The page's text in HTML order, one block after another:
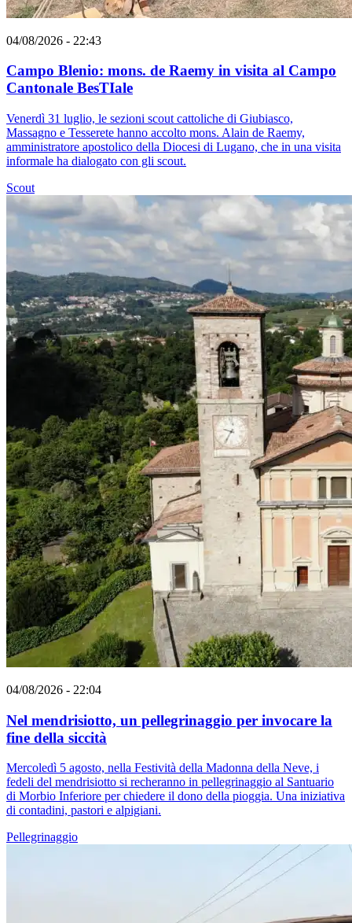
04/08/2026 - 22:43
Campo Blenio: mons. de Raemy in visita al Campo
Cantonale BesTIale
Venerdì 31 luglio, le sezioni scout cattoliche di Giubiasco,
Massagno e Tesserete hanno accolto mons. Alain de Raemy,
amministratore apostolico della Diocesi di Lugano, che in una visita
informale ha dialogato con gli scout.
Scout
04/08/2026 - 22:04
Nel mendrisiotto, un pellegrinaggio per invocare la
fine della siccità
Mercoledì 5 agosto, nella Festività della Madonna della Neve, i
fedeli del mendrisiotto si recheranno in pellegrinaggio al Santuario
di Morbio Inferiore per chiedere il dono della pioggia. Una iniziativa
di contadini, pastori e alpigiani.
Pellegrinaggio